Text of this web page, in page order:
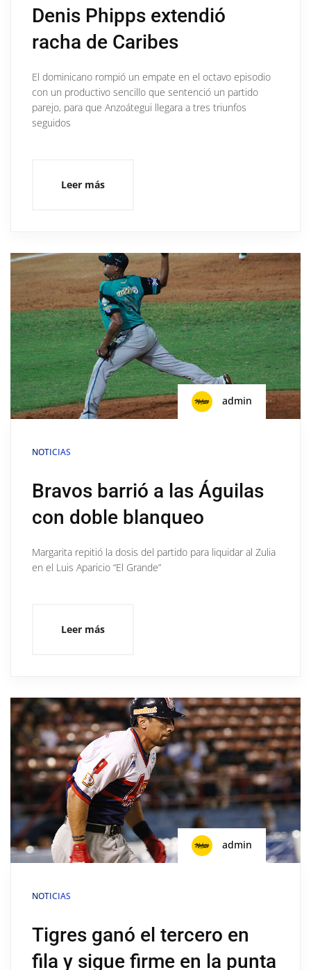
Denis Phipps extendió
racha de Caribes
El dominicano rompió un empate en el octavo episodio
con un productivo sencillo que sentenció un partido
parejo, para que Anzoátegui llegara a tres triunfos
seguidos
Leer más
admin
NOTICIAS
Bravos barrió a las Águilas
con doble blanqueo
Margarita repitió la dosis del partido para liquidar al Zulia
en el Luis Aparicio “El Grande”
Leer más
admin
NOTICIAS
Tigres ganó el tercero en
fila y sigue firme en la punta